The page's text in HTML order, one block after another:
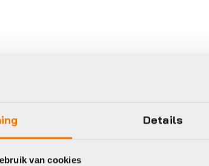
Details
van cookies